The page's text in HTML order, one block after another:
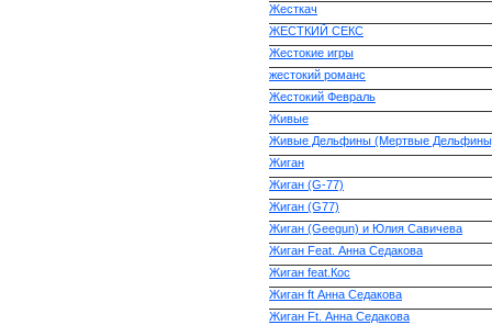
Жесткач
ЖЕСТКИЙ СЕКС
Жестокие игры
жестокий романс
Жестокий Февраль
Живые
Живые Дельфины (Мертвые
Жиган
Жиган (G-77)
Жиган (G77)
Жиган (Geegun) и Юлия Савичева
Жиган Feat. Анна Седакова
Жиган feat.Кос
Жиган ft Анна Седакова
Жиган Ft. Анна Седакова